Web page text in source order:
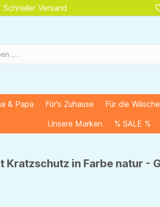
Schneller Versand
& Papa Für's Zuhause Für die Wäsche
Unsere Marken
% SALE %
in Farbe natur -